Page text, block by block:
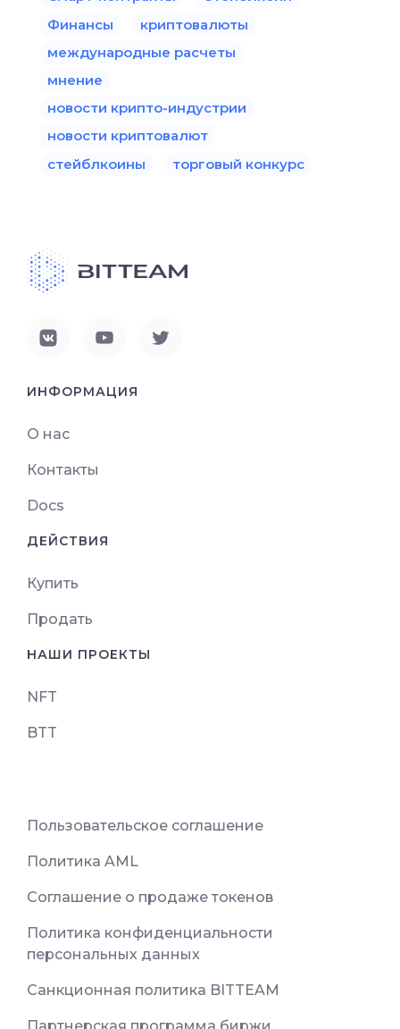
Финансы
криптовалюты
международные расчеты
мнение
новости крипто-индустрии
новости криптовалют
стейблкоины
торговый конкурс
ИНФОРМАЦИЯ
О нас
Контакты
Docs
ДЕЙСТВИЯ
Купить
Продать
НАШИ ПРОЕКТЫ
NFT
BTT
Пользовательское соглашение
Политика AML
Соглашение о продаже токенов
Политика конфиденциальности
персональных данных
Санкционная политика BITTEAM